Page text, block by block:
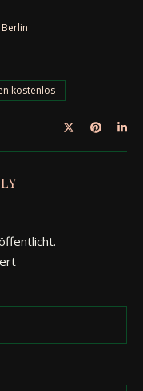
kostenlos